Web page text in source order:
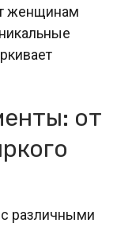
женщинам
от
с различными